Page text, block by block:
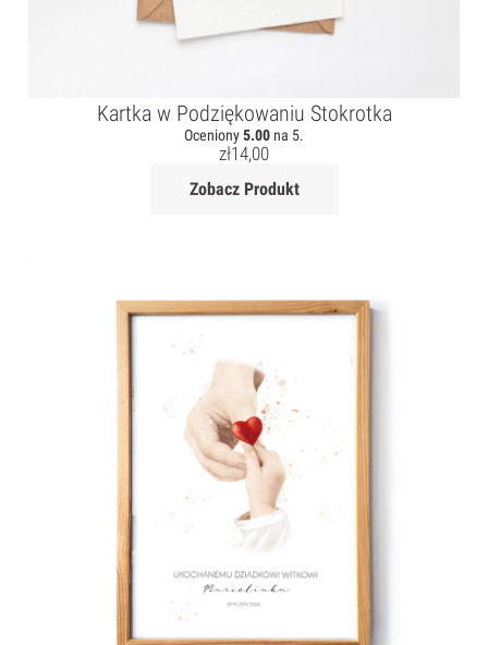
Kartka w Podziękowaniu Stokrotka
Oceniony5.00 na 5.
zł14,00
Zobacz Produkt